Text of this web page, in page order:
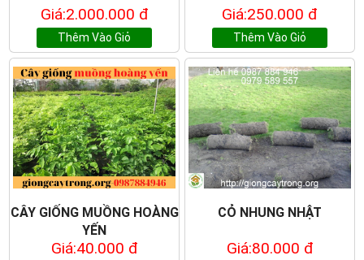
Giá:2.000.000 đ
Thêm Vào Giỏ
Giá:250.000 đ
Thêm Vào Giỏ
CÂY GIỐNG MUỒNG HOÀNG
YẾN
Giá:40.000 đ
CỎ NHUNG NHẬT
Giá:80.000 đ